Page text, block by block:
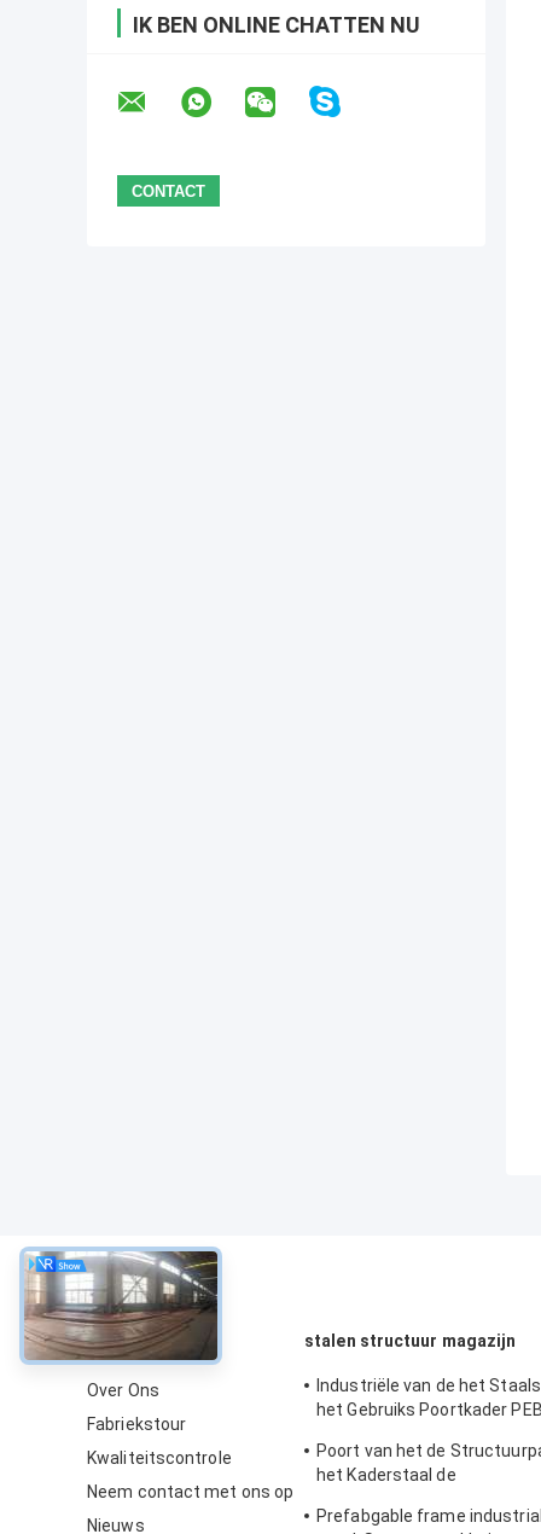
IK BEN ONLINE CHATTEN NU
Over
Over Ons
Fabriekstour
Kwaliteitscontrole
Neem contact met ons op
Nieuws
stalen structuur magazijn
Industriële van de het
het Gebruiks Poortkader
Poort van het de
het Kaderstaal de
Prefabgable frame